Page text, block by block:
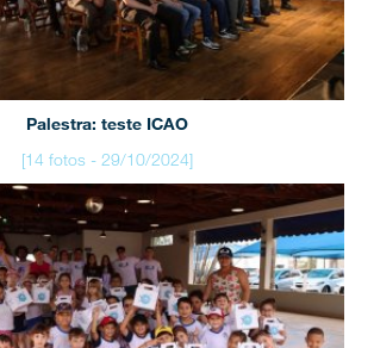
Palestra: teste ICAO
[14 fotos - 29/10/2024]